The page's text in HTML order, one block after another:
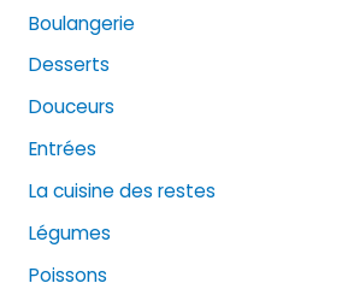
Boulangerie
Desserts
Douceurs
Entrées
La cuisine des restes
Légumes
Poissons